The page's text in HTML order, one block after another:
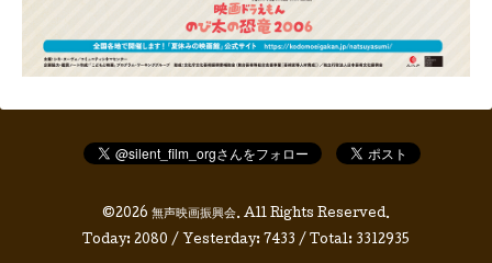
©2026 無声映画振興会. All Rights Reserved.
Today: 2080 / Yesterday: 7433 / Total: 3312935